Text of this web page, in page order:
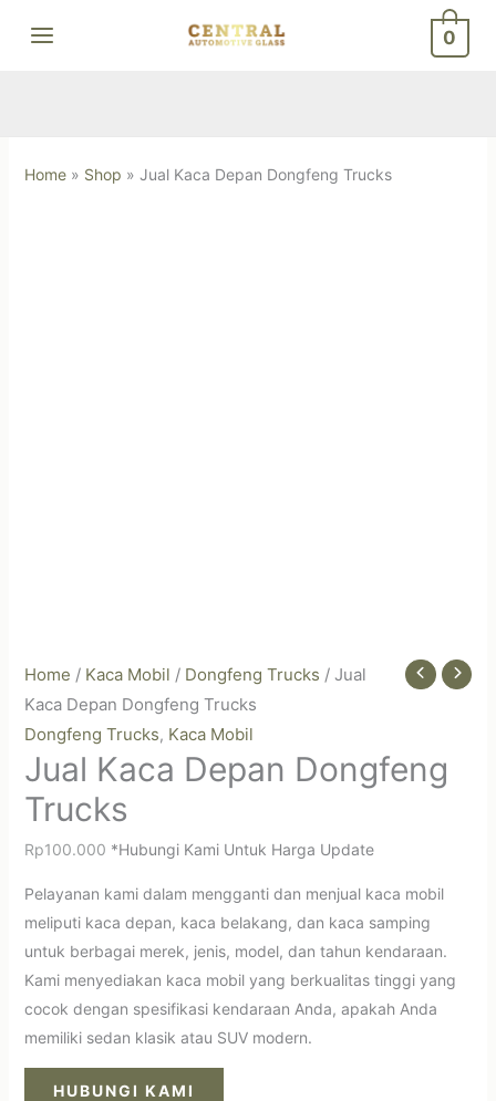
0
Home» Shop » Jual Kaca Depan Dongfeng Trucks
Home / Kaca Mobil / Dongfeng Trucks / Jual
Kaca Depan Dongfeng Trucks
Dongfeng Trucks, Kaca Mobil
Jual Kaca Depan Dongfeng
Trucks
Rp100.000 *Hubungi Kami Untuk Harga Update
Pelayanan kami dalam mengganti dan menjual kaca mobil
meliputi kaca depan, kaca belakang, dan kaca samping
untuk berbagai merek, jenis, model, dan tahun kendaraan.
Kami menyediakan kaca mobil yang berkualitas tinggi yang
cocok dengan spesifikasi kendaraan Anda, apakah Anda
memiliki sedan klasik atau SUV modern.
HUBUNGI KAMI